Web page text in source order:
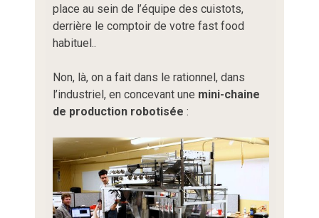
place au sein de l’équipe des cuistots,
derrière le comptoir de votre fast food
habituel..
Non, là, on a fait dans le rationnel, dans
l’industriel, en concevant une mini-chaine
de production robotisée :